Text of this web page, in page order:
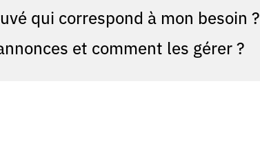
qui correspond à mon besoin ?
et comment les gérer ?